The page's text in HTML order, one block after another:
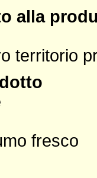
alla
territorio
fresco